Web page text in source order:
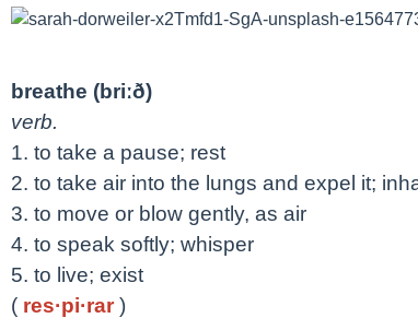
breathe (briːð)
verb.
1. to take a pause; rest
2. to take air into the lungs and expel it;
3. to move or blow gently, as air
4. to speak softly; whisper
5. to live; exist
( res·pi·rar )